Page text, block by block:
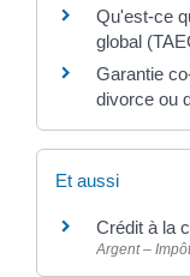
Qu'est-ce
global
Garantie
divorce ou
Et aussi
Crédit à la
Argent –